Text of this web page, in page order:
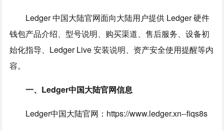
Ledger 中国大陆官网面向大陆用户提供 Ledger 硬件
钱包产品介绍、型号说明、购买渠道、售后服务、设备初
始化指导、Ledger Live 安装说明、资产安全使用提醒等内
容。
一、Ledger中国大陆官网信息
Ledger中国大陆官网：https://www.ledger.xn--fiqs8s